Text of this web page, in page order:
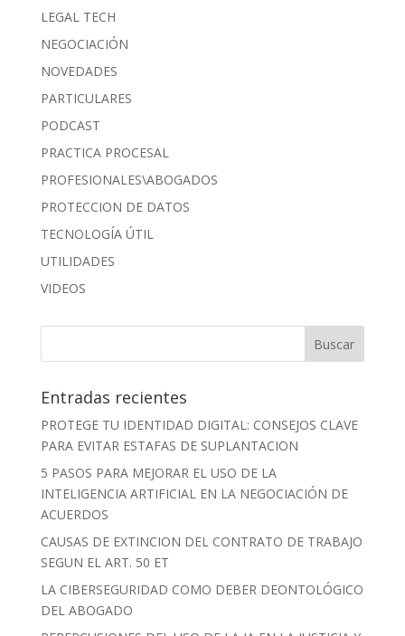
LEGAL TECH
NEGOCIACIÓN
NOVEDADES
PARTICULARES
PODCAST
PRACTICA PROCESAL
PROFESIONALES\ABOGADOS
PROTECCION DE DATOS
TECNOLOGÍA ÚTIL
UTILIDADES
VIDEOS
Entradas recientes
PROTEGE TU IDENTIDAD DIGITAL: CONSEJOS CLAVE
PARA EVITAR ESTAFAS DE SUPLANTACION
5 PASOS PARA MEJORAR EL USO DE LA
INTELIGENCIA ARTIFICIAL EN LA NEGOCIACIÓN DE
ACUERDOS
CAUSAS DE EXTINCION DEL CONTRATO DE TRABAJO
SEGUN EL ART. 50 ET
LA CIBERSEGURIDAD COMO DEBER DEONTOLÓGICO
DEL ABOGADO